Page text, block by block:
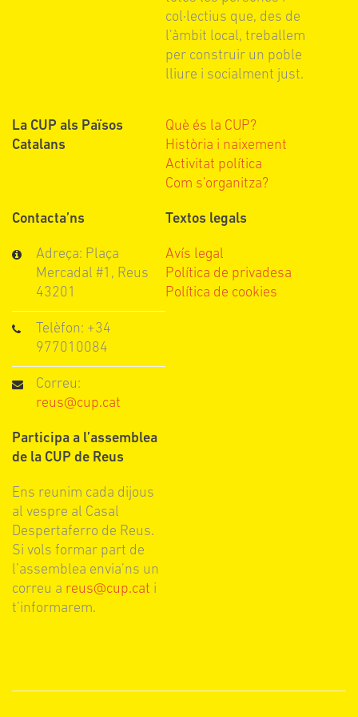
col·lectius que, des de
l'àmbit local, treballem
per construir un poble
lliure i socialment just.
La CUP als Països
Catalans
Què és la CUP?
Història i naixement
Activitat política
Com s'organitza?
Contacta’ns
Adreça: Plaça
Mercadal #1, Reus
43201
Telèfon: +34
977010084
Correu:
reus@cup.cat
Participa a l’assemblea
de la CUP de Reus
Ens reunim cada dijous
al vespre al Casal
Despertaferro de Reus.
Si vols formar part de
l’assemblea envia’ns un
correu a reus@cup.cat i
t’informarem.
Textos legals
Avís legal
Política de privadesa
Política de cookies